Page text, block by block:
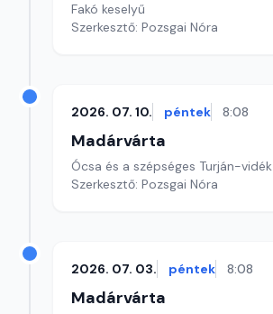
Fakó keselyű
Szerkesztő: Pozsgai Nóra
2026. 07. 10. péntek 8:08
Madárvárta
Ócsa és a szépséges Turján-vidék
Szerkesztő: Pozsgai Nóra
2026. 07. 03. péntek 8:08
Madárvárta